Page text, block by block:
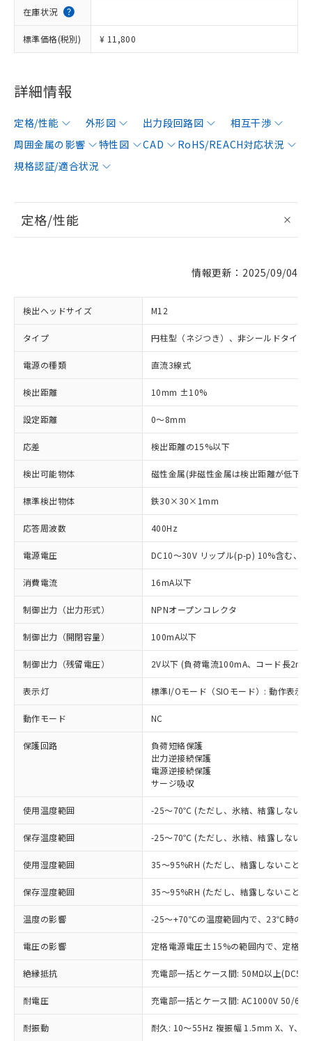
在庫状況
標準価格(税別) ¥ 11,800
詳細情報
定格/性能 外形図 出力段回路図
相互干渉
周囲金属の影響
特性図 CAD
RoHS/REACH対応状況
規格認証/適合状況
定格/性能
情報更新：2025/09/04
検出ヘッドサイズ M12
タイプ 円柱型（ネジつき）、非シールドタイプ
電源の種類 直流3線式
検出距離 10mm ±10%
設定距離 0～8mm
応差 検出距離の15%以下
検出可能物体 磁性金属(非磁性金属は検出距離が低下し
標準検出物体 鉄30×30×1mm
応答周波数 400Hz
電源電圧 DC10～30V リップル(p-p) 10%含む、
消費電流 16mA以下
制御出力（出力形式） NPNオープンコレクタ
制御出力（開閉容量） 100mA以下
制御出力（残留電圧） 2V以下 (負荷電流100mA、コード長2m
表示灯 標準I/Oモード（SIOモード）: 動作表示
動作モード NC
保護回路
負荷短絡保護
出力逆接続保護
電源逆接続保護
サージ吸収
使用温度範囲 -25～70℃ (ただし、氷結、結露しないこ
保存温度範囲 -25～70℃ (ただし、氷結、結露しないこ
使用湿度範囲 35～95%RH (ただし、結露しないこと)
保存湿度範囲 35～95%RH (ただし、結露しないこと)
温度の影響 -25～+70℃の温度範囲内で、23℃時の
電圧の影響 定格電源電圧±15%の範囲内で、定格
絶縁抵抗 充電部一括とケース間: 50MΩ以上
耐電圧 充電部一括とケース間: AC1000V 50/
耐振動 耐久: 10～55Hz 複振幅 1.5mm X、Y、Z
ご利用条件
ご利用ください。
本サービスは、当社制御機器事業取扱
商品の当社在庫状況および標準価格
(税抜)を提供させていただくもので
本サービスの対象外となる商品もある
ことをご了承ください。
在庫状況および標準価格照会結果は、
※1 対応状況
対応済み：EU RoHS指令（10物質）の
非含有に対応した製品が提供可能な商品で
す。
有に対応した製品に切り替える予定のある
商品です。
対応予定なし：EU RoHS指令（10物質）の
非含有に非対応の商品で、対応品を出す予
調査・確認中：EU RoHS指令（10物質）の
非含有の対応状況を調査中または確認中の
商品です。
非該当品：ライセンス料など無形物で、有
害物質有無と関係のない商品です。
仕入先様の事情により、非含有部品として
いたものが、含有品と判明した場合などや
※1 中国RoHS○×表
「○」：最大均質材料含有率が中国RoHSの
基準値以下であることを示します。
「×」：最大均質材料含有率が中国RoHSの
基準値を超えていることを示します。
「－」：未確認です。当社販売部門へお問
当社は、これら貴社製品のうち、外国
為替および外国貿易法に定める商品